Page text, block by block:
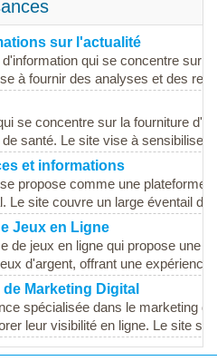
sur l'actualité
qui se concentre sur
à fournir des analyses et des
se concentre sur la fourniture
santé. Le site vise à sensibiliser
et informations
propose comme une
Le site couvre un large éventail de
Jeux en Ligne
de jeux en ligne qui propose une
d'argent, offrant une expérience
Marketing Digital
spécialisée dans le marketing
leur visibilité en ligne. Le site